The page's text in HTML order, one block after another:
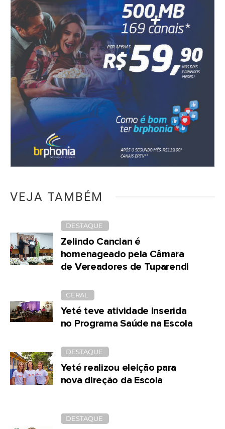
VEJA TAMBÉM
DESTAQUE
Zelindo Cancian é
homenageado pela Câmara
de Vereadores de Tuparendi
GERAL
Yeté teve atividade inserida
no Programa Saúde na Escola
DESTAQUE
Yeté realizou eleição para
nova direção da Escola
DESTAQUE